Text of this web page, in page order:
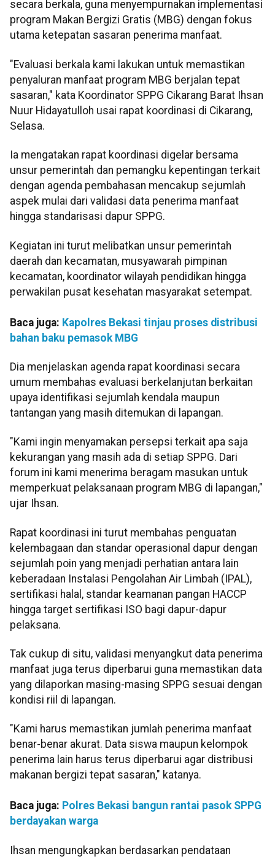
secara berkala, guna menyempurnakan implementasi
program Makan Bergizi Gratis (MBG) dengan fokus
utama ketepatan sasaran penerima manfaat.
"Evaluasi berkala kami lakukan untuk memastikan
penyaluran manfaat program MBG berjalan tepat
sasaran," kata Koordinator SPPG Cikarang Barat Ihsan
Nuur Hidayatulloh usai rapat koordinasi di Cikarang,
Selasa.
Ia mengatakan rapat koordinasi digelar bersama
unsur pemerintah dan pemangku kepentingan terkait
dengan agenda pembahasan mencakup sejumlah
aspek mulai dari validasi data penerima manfaat
hingga standarisasi dapur SPPG.
Kegiatan ini turut melibatkan unsur pemerintah
daerah dan kecamatan, musyawarah pimpinan
kecamatan, koordinator wilayah pendidikan hingga
perwakilan pusat kesehatan masyarakat setempat.
Baca juga: Kapolres Bekasi tinjau proses distribusi
bahan baku pemasok MBG
Dia menjelaskan agenda rapat koordinasi secara
umum membahas evaluasi berkelanjutan berkaitan
upaya identifikasi sejumlah kendala maupun
tantangan yang masih ditemukan di lapangan.
"Kami ingin menyamakan persepsi terkait apa saja
kekurangan yang masih ada di setiap SPPG. Dari
forum ini kami menerima beragam masukan untuk
memperkuat pelaksanaan program MBG di lapangan,"
ujar Ihsan.
Rapat koordinasi ini turut membahas penguatan
kelembagaan dan standar operasional dapur dengan
sejumlah poin yang menjadi perhatian antara lain
keberadaan Instalasi Pengolahan Air Limbah (IPAL),
sertifikasi halal, standar keamanan pangan HACCP
hingga target sertifikasi ISO bagi dapur-dapur
pelaksana.
Tak cukup di situ, validasi menyangkut data penerima
manfaat juga terus diperbarui guna memastikan data
yang dilaporkan masing-masing SPPG sesuai dengan
kondisi riil di lapangan.
"Kami harus memastikan jumlah penerima manfaat
benar-benar akurat. Data siswa maupun kelompok
penerima lain harus terus diperbarui agar distribusi
makanan bergizi tepat sasaran," katanya.
Baca juga: Polres Bekasi bangun rantai pasok SPPG
berdayakan warga
Ihsan mengungkapkan berdasarkan pendataan